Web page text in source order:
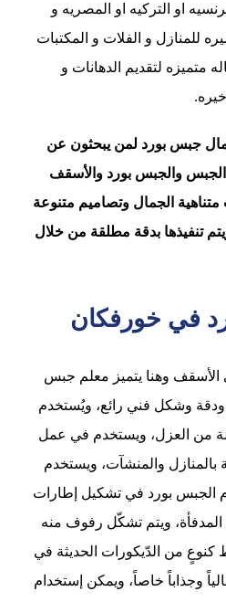
او التركيه او المصريه و
للمنازل و الفلات و المكتبات
متميزه لتقديم الدهانات و
جبس بورد لمن يبحثون عن
الجبس والجبس بورد والأسقف
الجمال وتصاميم متنوعة
تنفيذها بدقة مطلقة من خلال
في خورفكان
وهنا يتميز معلم جبس
وشكل فني رائع، ويُستخدم
من العزل، ويستخدم في عمل
بالمنازل والمنشآت، ويستخدم
الجبس بورد في تشكيل إطارات
المدفأة، ويتم تشكّل رفوف منه
كنوعٍ من الدّيكورات الحديثة في
وجذاباً خاصاً، ويمكن إستخدام